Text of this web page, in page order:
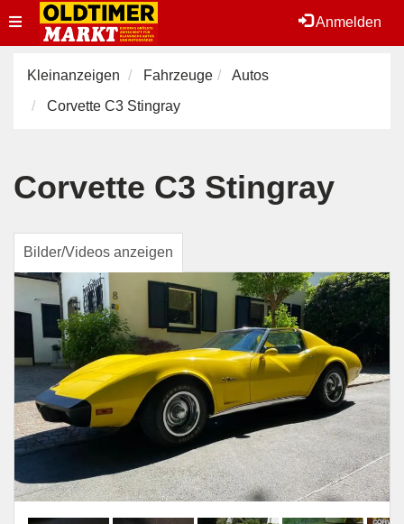
Anmelden
Toggle
navigation
Kleinanzeigen Fahrzeuge
Autos
Corvette C3 Stingray
Corvette C3 Stingray
Bilder/Videos anzeigen